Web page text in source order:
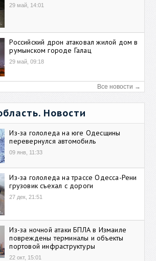
29 май, 14:01
Российский дрон атаковал жилой дом в
румынском городе Галац
29 май, 09:18
Все новости →
Новости
Из-за гололеда на юге Одесщины
перевернулся автомобиль
09 янв, 11:33
Из-за гололеда на трассе Одесса-Рени
грузовик съехал с дороги
27 дек, 21:51
Из-за ночной атаки БПЛА в Измаиле
повреждены терминалы и объекты
портовой инфраструктуры
22 окт, 15:01